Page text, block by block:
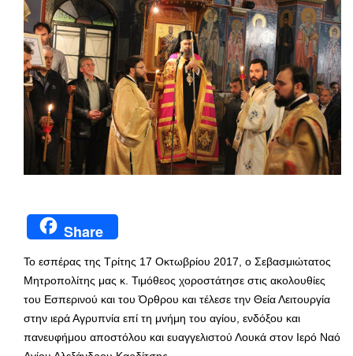
Share
Το εσπέρας της Τρίτης 17 Οκτωβρίου 2017, ο Σεβασμιώτατος
Μητροπολίτης μας κ. Τιμόθεος χοροστάτησε στις ακολουθίες
του Εσπερινού και του Όρθρου και τέλεσε την Θεία Λειτουργία
στην ιερά Αγρυπνία επί τη μνήμη του αγίου, ενδόξου και
πανευφήμου αποστόλου και ευαγγελιστού Λουκά στον Ιερό Ναό